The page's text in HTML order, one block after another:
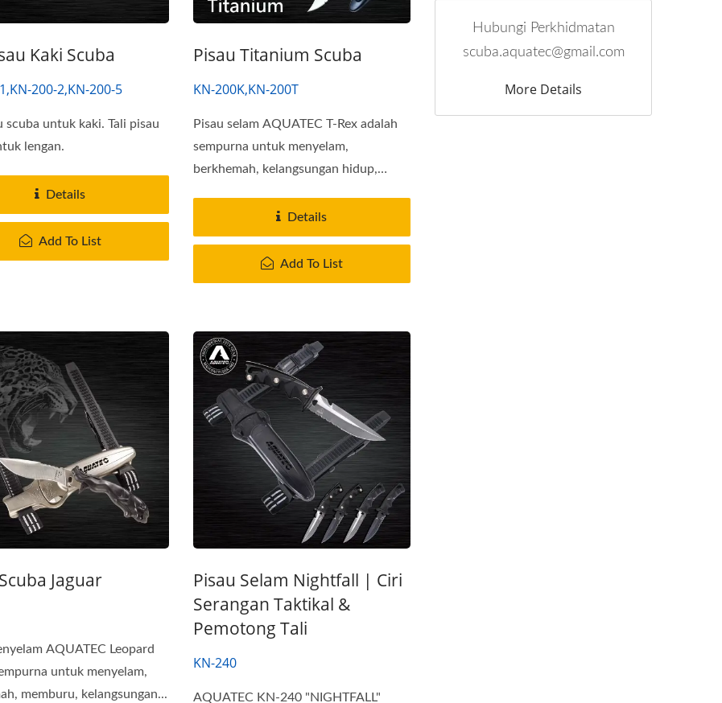
Kaki Scuba
200-2,KN-200-5
scuba untuk kaki. Tali pisau
lengan.
Details
Add To List
Pisau Titanium Scuba
KN-200K,KN-200T
Pisau selam AQUATEC T-Rex adalah
sempurna untuk menyelam,
berkhemah, kelangsungan hidup,
Details
Add To List
Jaguar
AQUATEC Leopard
untuk menyelam,
memburu, kelangsungan...
Pisau Selam Nightfall | Ciri
Serangan Taktikal &
Pemotong Tali
KN-240
AQUATEC KN-240 "NIGHTFALL"
Hubungi Perkhidmatan
scuba.aquatec@gmail.com
More Details